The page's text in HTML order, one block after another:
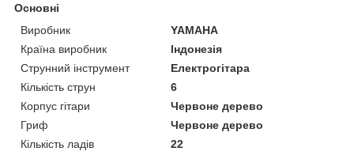
Основні
Виробник
YAMAHA
Країна виробник
Індонезія
Струнний інструмент
Електрогітара
Кількість струн
6
Корпус гітари
Червоне дерево
Гриф
Червоне дерево
Кількість ладів
22